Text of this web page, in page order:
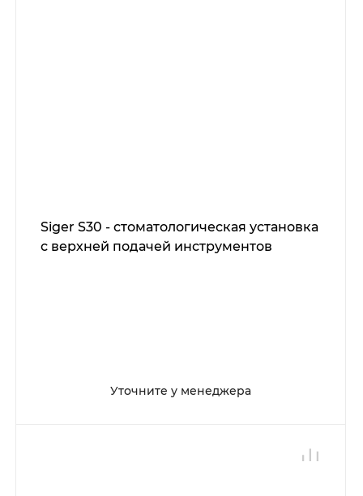
Siger S30 - стоматологическая установка
с верхней подачей инструментов
Уточните у менеджера